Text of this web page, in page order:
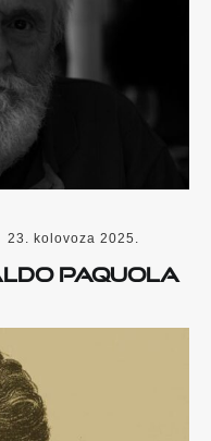
23. kolovoza 2025.
Paquola